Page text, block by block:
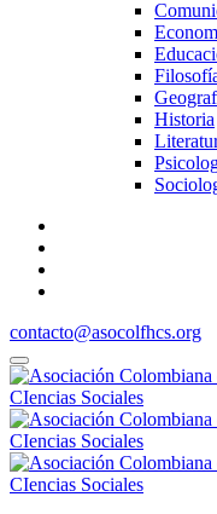
Historia
contacto@asocolfhcs.org